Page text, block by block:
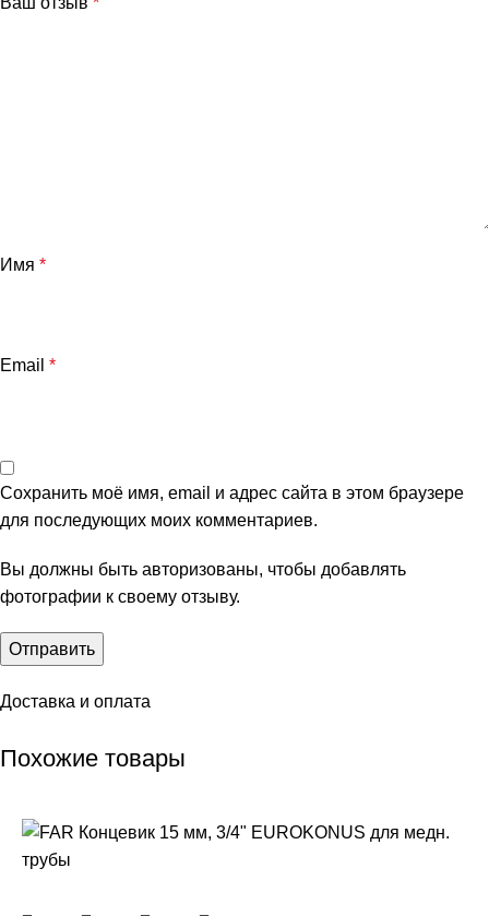
Имя *
Email *
Сохранить моё имя, email и адрес сайта в этом браузере
для последующих моих комментариев.
Вы должны быть авторизованы, чтобы добавлять
фотографии к своему отзыву.
Доставка и оплата
Похожие товары